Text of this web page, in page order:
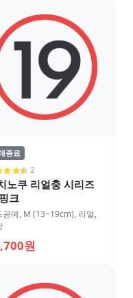
종료
2
노쿠 리얼충 시리즈
크
공예, M (13~19cm), 리얼,
원